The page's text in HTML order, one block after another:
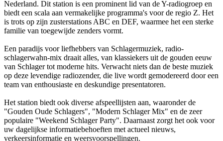
Nederland. Dit station is een prominent lid van de Y-radiogroep en
biedt een scala aan vermakelijke programma's voor de regio Z. Het
is trots op zijn zusterstations ABC en DEF, waarmee het een sterke
familie van toegewijde zenders vormt.
Een paradijs voor liefhebbers van Schlagermuziek, radio-
schlagerwahn-mix draait alles, van klassiekers uit de gouden eeuw
van Schlager tot moderne hits. Verwacht niets dan de beste muziek
op deze levendige radiozender, die live wordt gemodereerd door een
team van enthousiaste en deskundige presentatoren.
Het station biedt ook diverse afspeellijsten aan, waaronder de
"Gouden Oude Schlagers", "Modern Schlager Mix" en de zeer
populaire "Weekend Schlager Party". Daarnaast zorgt het ook voor
uw dagelijkse informatiebehoeften met actueel nieuws,
verkeersinformatie en weersvoorspellingen.